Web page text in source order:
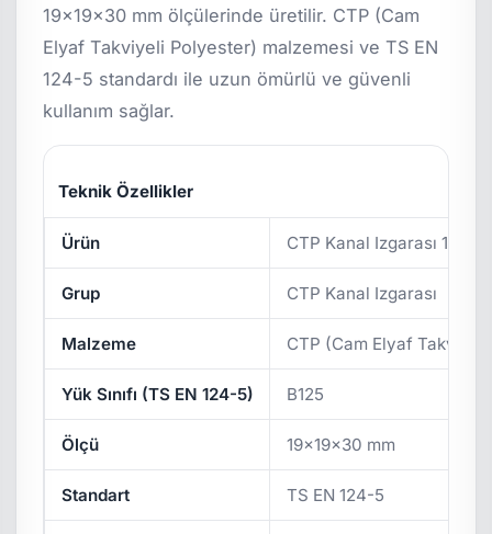
19x19x30 mm ölçülerinde üretilir. CTP (Cam
Elyaf Takviyeli Polyester) malzemesi ve TS EN
124-5 standardı ile uzun ömürlü ve güvenli
kullanım sağlar.
Teknik Özellikler
Ürün CTP Kanal Izgarası
Grup CTP Kanal Izgarası
Malzeme CTP (Cam Elyaf
Yük Sınıfı (TS EN 124-5) B125
Ölçü 19x19x30 mm
Standart TS EN 124-5